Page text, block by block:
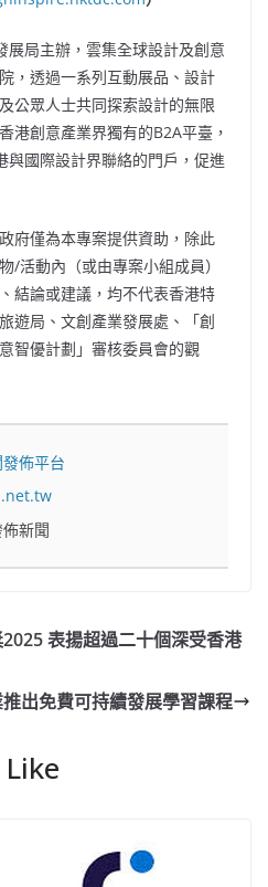
局主辦，雲集全球設計及創意
，透過一系列互動展品、設計
公眾人士共同探索設計的無限
港創意產業界獨有的B2A平臺，
國際設計界聯絡的門戶，促進
府僅為本專案提供資助，除此
/活動內（或由專案小組成員）
結論或建議，均不代表香港特
遊局、文創產業發展處、「創
智優計劃」審核委員會的觀
佈平台
新聞
表揚超過二十個深受香港
出免費可持續發展學習課程